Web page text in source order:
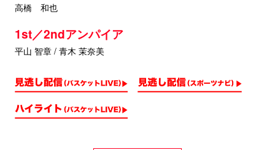
高橋 和也
1st／2ndアンパイア
平山 智章 / 青木 茉奈美